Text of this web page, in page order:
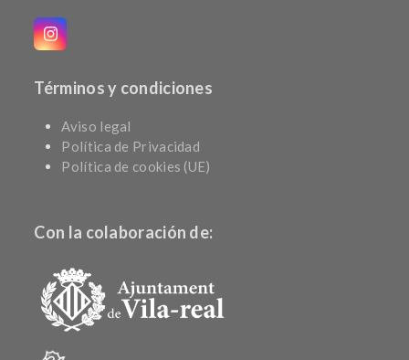
Instagram
Términos y condiciones
Aviso legal
Política de Privacidad
Política de cookies (UE)
Con la colaboración de: